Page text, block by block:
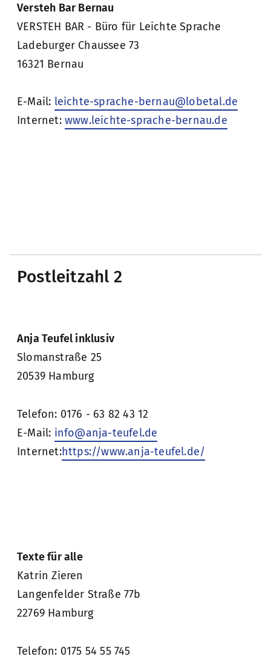
Versteh Bar Bernau
VERSTEH BAR - Büro für Leichte Sprache
Ladeburger Chaussee 73
16321 Bernau
E-Mail: leichte-sprache-bernau@lobetal.de
Internet: www.leichte-sprache-bernau.de
Postleitzahl 2
Anja Teufel inklusiv
Slomanstraße 25
20539 Hamburg
Telefon: 0176 - 63 82 43 12
E-Mail: info@anja-teufel.de
Internet:https://www.anja-teufel.de/
Texte für alle
Katrin Zieren
Langenfelder Straße 77b
22769 Hamburg
Telefon: 0175 54 55 745